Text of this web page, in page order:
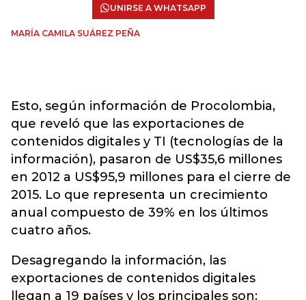
UNIRSE A WHATSAPP
MARÍA CAMILA SUÁREZ PEÑA
Esto, según información de Procolombia,
que reveló que las exportaciones de
contenidos digitales y TI (tecnologías de la
información), pasaron de US$35,6 millones
en 2012 a US$95,9 millones para el cierre de
2015. Lo que representa un crecimiento
anual compuesto de 39% en los últimos
cuatro años.
Desagregando la información, las
exportaciones de contenidos digitales
llegan a 19 países y los principales son: